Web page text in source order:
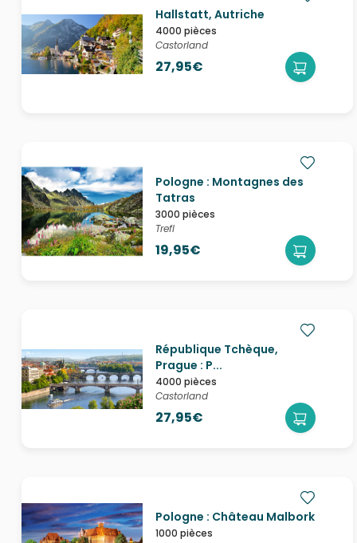
Hallstatt, Autriche
4000 pièces
Castorland
27,95€
Pologne : Montagnes des
Tatras
3000 pièces
Trefl
19,95€
République Tchèque,
Prague : P...
4000 pièces
Castorland
27,95€
Pologne : Château Malbork
1000 pièces